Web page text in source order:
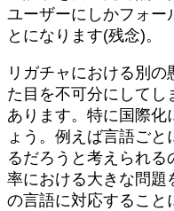
ユーザーにしかフォー
とになります(残念)。
リガチャにおける別
た目を不可分にしてし
あります。特に国際化
ょう。例えば言語ご
るだろうと考えられ
率における大きな問題
の言語に対応すること